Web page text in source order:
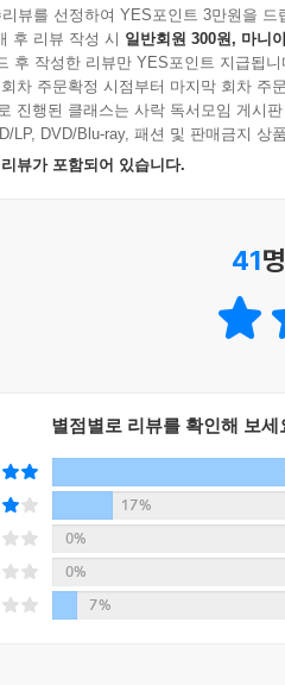
, 어려운 시기를 이겨내는 담력
념 대립에서 사람을 지키려 한 기
을 되찾는 길
‘공소권 없음’
닫아걸고 맹렬하게 책 속에 빠지는
필사, 우리 헌법사 최초의 현상
일상
서
자연까지 생각하는 공동체적 공부
무엇인가
막는 교육개혁
글을 모았다. 2024년 3월 14일
것”이라고 약속한다. 2024년 3
높인다.
는 쇄빙선’에서는 조국혁신당이
왜 탄핵이 필요한지 밝힌다. 조국
시국대회 연설 등 당시 급박했던
운 파란 불꽃이 되어’는 대법원
뷰를 선정하여 YES포인트 3만원을 드
후 리뷰 작성 시 일반회원 300원, 마니
후 작성한 리뷰만 YES포인트 지급됩니
차 주문확정 시점부터 마지막 회차 주
진행된 클래스는 사락 독서모임 게시
LP, DVD/Blu-ray, 패션 및 판매금지 상
뷰가 포함되어 있습니다.
41
별점별로 리뷰를 확인해 보세
17%
0%
0%
7%